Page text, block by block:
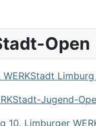
Open
WERKStadt
Jugend-
10. Limburger